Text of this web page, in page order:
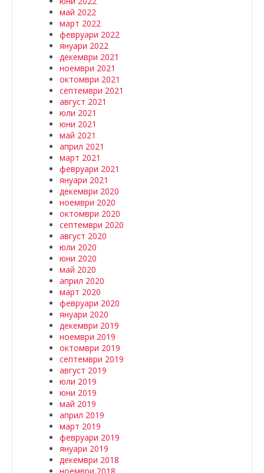
май 2022
март 2022
февруари 2022
януари 2022
декември 2021
ноември 2021
октомври 2021
септември 2021
август 2021
юли 2021
юни 2021
май 2021
април 2021
март 2021
февруари 2021
януари 2021
декември 2020
ноември 2020
октомври 2020
септември 2020
август 2020
юли 2020
юни 2020
май 2020
април 2020
март 2020
февруари 2020
януари 2020
декември 2019
ноември 2019
октомври 2019
септември 2019
август 2019
юли 2019
юни 2019
май 2019
април 2019
март 2019
февруари 2019
януари 2019
декември 2018